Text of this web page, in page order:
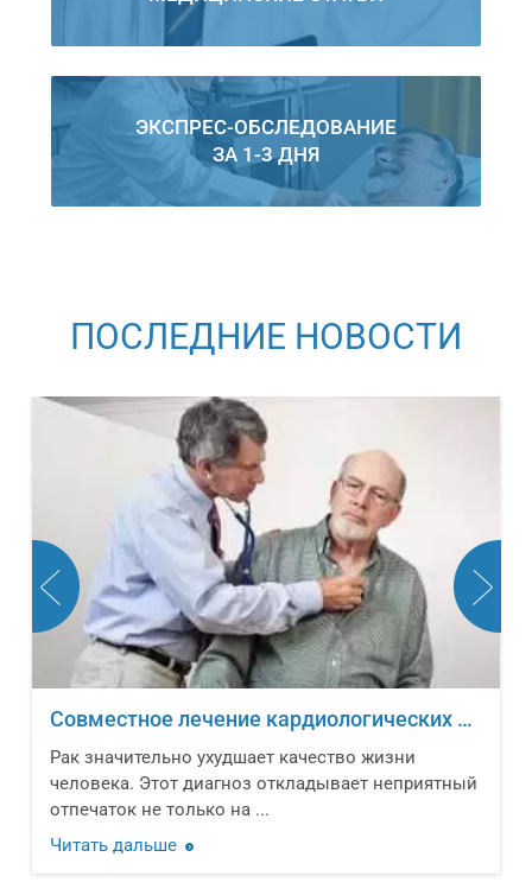
ЭКСПРЕС-ОБСЛЕДОВАНИЕ
ЗА 1-3 ДНЯ
ПОСЛЕДНИЕ НОВОСТИ
Совместное лечение кардиологических заболеваний и онкологических новообразований
Рак значительно ухудшает качество жизни
человека. Этот диагноз откладывает неприятный
отпечаток не только на ...
Читать дальше